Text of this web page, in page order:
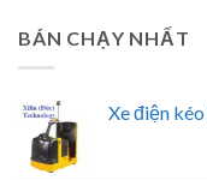
BÁN CHẠY NHẤT
Xe điện